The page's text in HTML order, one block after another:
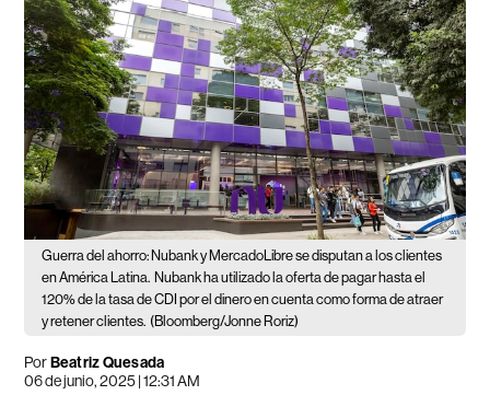
Guerra del ahorro: Nubank y MercadoLibre se disputan a los clientes
en América Latina. Nubank ha utilizado la oferta de pagar hasta el
120% de la tasa de CDI por el dinero en cuenta como forma de atraer
y retener clientes. (Bloomberg/Jonne Roriz)
PorBeatriz Quesada
06 de junio, 2025 | 12:31 AM